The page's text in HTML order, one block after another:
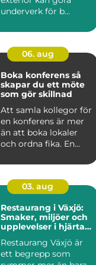
underverk för b...
06. aug
Boka konferens så
skapar du ett möte
som gör skillnad
Att samla kollegor för
en konferens är mer
än att boka lokaler
och ordna fika. En
03. aug
Restaurang i Växjö:
Smaker, miljöer och
upplevelser i hjärtat
Restaurang Växjö är
ett begrepp som